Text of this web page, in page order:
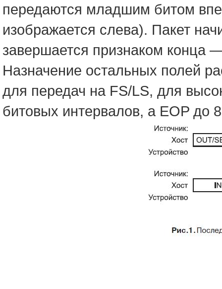
передаются младшим битом
изображается слева). Пакет
завершается признаком конца
Назначение остальных полей
для передач на FS/LS, для
битовых интервалов, а EOP до